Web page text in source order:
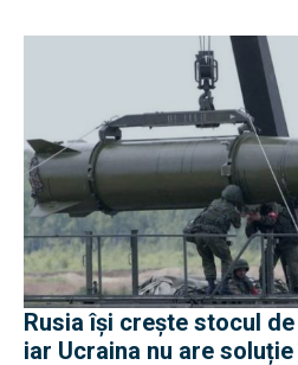
Rusia își crește stocul
iar Ucraina nu are